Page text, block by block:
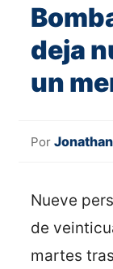
deja
un
Por
Nueve
de
martes